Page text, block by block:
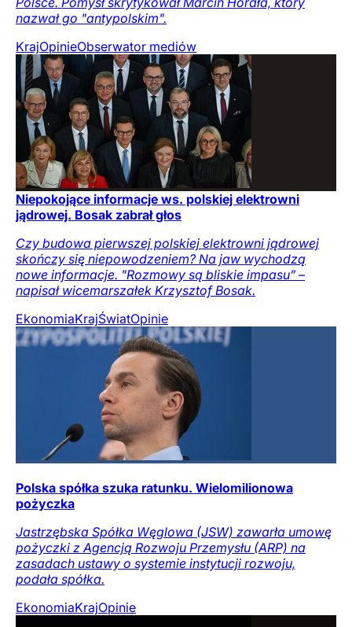
nazwał go "antypolskim".
KrajOpinieObserwator mediów
Niepokojące informacje ws. polskiej elektrowni
jądrowej. Bosak zabrał głos
Czy budowa pierwszej polskiej elektrowni jądrowej
skończy się niepowodzeniem? Na jaw wychodzą
nowe informacje. "Rozmowy są bliskie impasu” –
napisał wicemarszałek Krzysztof Bosak.
EkonomiaKrajŚwiatOpinie
Polska spółka szuka ratunku. Wielomilionowa
pożyczka
Jastrzębska Spółka Węglowa (JSW) zawarła umowę
pożyczki z Agencją Rozwoju Przemysłu (ARP) na
zasadach ustawy o systemie instytucji rozwoju,
podała spółka.
EkonomiaKrajOpinie